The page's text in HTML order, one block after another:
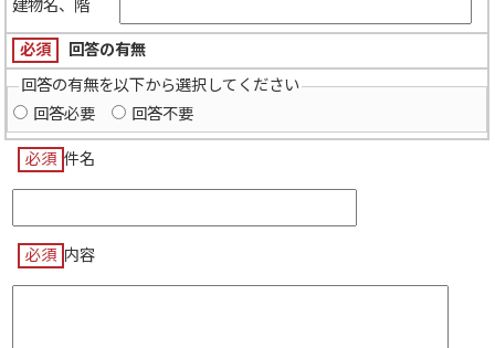
建物名、階
必須
回答の有無
回答の有無を以下から選択してください
回答必要
回答不要
必須 件名
必須 内容